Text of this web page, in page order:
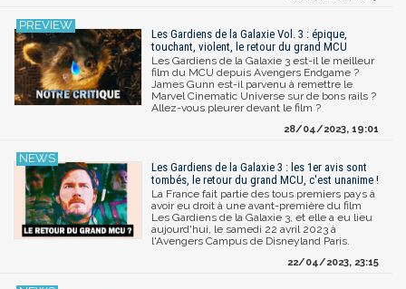
Les Gardiens de la Galaxie Vol. 3 : épique,
touchant, violent, le retour du grand MCU
Les Gardiens de la Galaxie 3 est-il le meilleur
film du MCU depuis Avengers Endgame ?
James Gunn est-il parvenu à remettre le
Marvel Cinematic Universe sur de bons rails ?
Allez-vous pleurer devant le film ?
28/04/2023, 19:01
Les Gardiens de la Galaxie 3 : les 1er avis sont
tombés, le retour du grand MCU, c'est unanime !
La France fait partie des tous premiers pays à
avoir eu droit à une avant-première du film
Les Gardiens de la Galaxie 3, et elle a eu lieu
aujourd'hui, le samedi 22 avril 2023 à
l'Avengers Campus de Disneyland Paris.
22/04/2023, 23:15